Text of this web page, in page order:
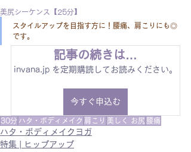
美尻シーケンス【25分】
スタイルアップを目指す方に！腰痛、肩こりにも◎
です。
記事の続きは…
invana.jp を定期購読してお読みください。
今すぐ申込む
30分 ハタ・ボディメイク 肩こり 美しく お尻 腰痛
ハタ・ボディメイクヨガ
特集 | ヒップアップ